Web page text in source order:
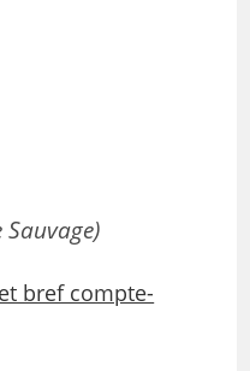
Sauvage)
bref compte-